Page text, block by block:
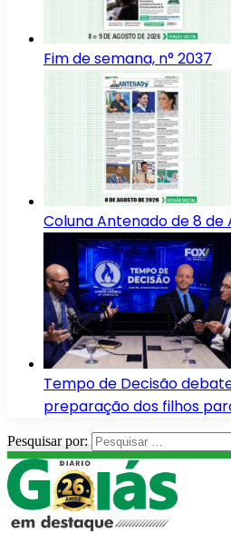
Fim de semana, n° 2037
Coluna Antenado de 8 de
Tempo de Decisão
preparação dos filhos
Pesquisar por: